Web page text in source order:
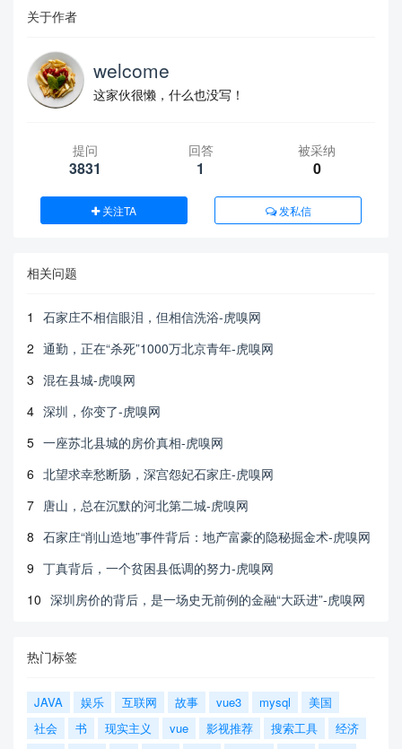
关于作者
welcome
这家伙很懒，什么也没写！
提问
3831
回答
1
被采纳
0
关注TA 发私信
相关问题
1
石家庄不相信眼泪，但相信洗浴-虎嗅网
2 通勤，正在“杀死”1000万北京青年-虎嗅网
3 混在县城-虎嗅网
4 深圳，你变了-虎嗅网
5 一座苏北县城的房价真相-虎嗅网
6 北望求幸愁断肠，深宫怨妃石家庄-虎嗅网
7 唐山，总在沉默的河北第二城-虎嗅网
8 石家庄“削山造地”事件背后：地产富豪的隐秘掘金术-虎嗅网
9 丁真背后，一个贫困县低调的努力-虎嗅网
10 深圳房价的背后，是一场史无前例的金融“大跃进”-虎嗅网
热门标签
JAVA 娱乐 互联网 故事 vue3 mysql
美国
社会
书 现实主义 vue 影视推荐 搜索工具
经济